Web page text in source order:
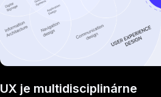
UX je multidisciplinárne